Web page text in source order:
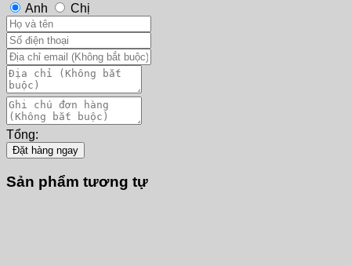
Anh
Chị
Tổng:
Đặt hàng ngay
Sản phẩm tương tự